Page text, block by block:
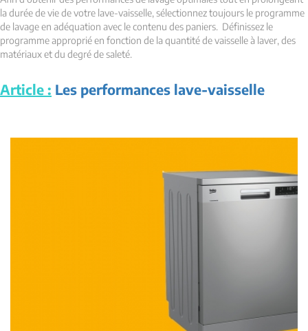
la durée de vie de votre lave-vaisselle, sélectionnez toujours le programme
de lavage en adéquation avec le contenu des paniers. Définissez le
programme approprié en fonction de la quantité de vaisselle à laver, des
matériaux et du degré de saleté.
Article : Les performances lave-vaisselle